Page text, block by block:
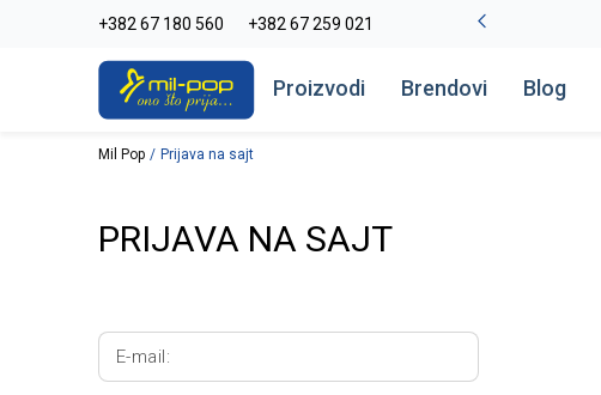
+382 67 180 560 +382 67 259 021
La Plage peškiri do -30% Pogledaj više
Proizvodi Brendovi Blog
Mil Pop Prijava na sajt
PRIJAVA NA SAJT
E-mail: